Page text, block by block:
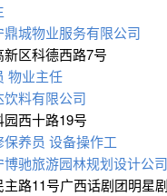
鼎城物业服务有限公司
区科德西路7号
物业主任
饮料有限公司
西十路19号
养员 设备操作工
博驰旅游园林规划设计公司
路11号广西话剧团明星